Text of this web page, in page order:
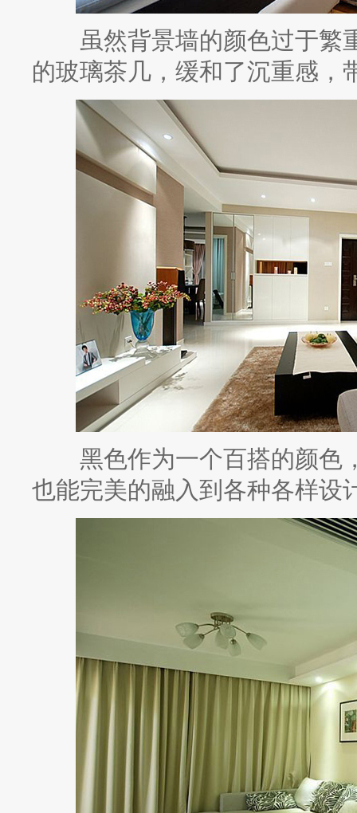
虽然背景墙的颜色过于繁
的玻璃茶几，缓和了沉重感，
黑色作为一个百搭的颜色
也能完美的融入到各种各样设